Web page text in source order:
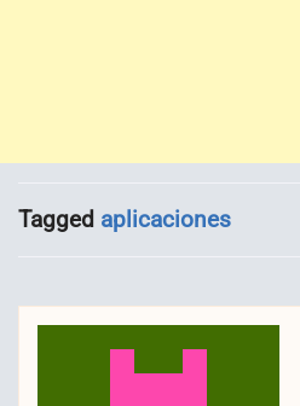
Tagged aplicaciones